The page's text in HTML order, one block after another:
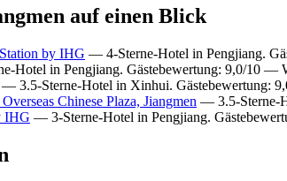
auf einen Blick
by IHG — 4-Sterne-Hotel in Pengjiang.
Hotel in Pengjiang. Gästebewertung: 9,0/10 —
— 3.5-Sterne-Hotel in Xinhui. Gästebewertung:
Chinese Plaza, Jiangmen — 3.5-Sterne-
IHG — 3-Sterne-Hotel in Pengjiang.